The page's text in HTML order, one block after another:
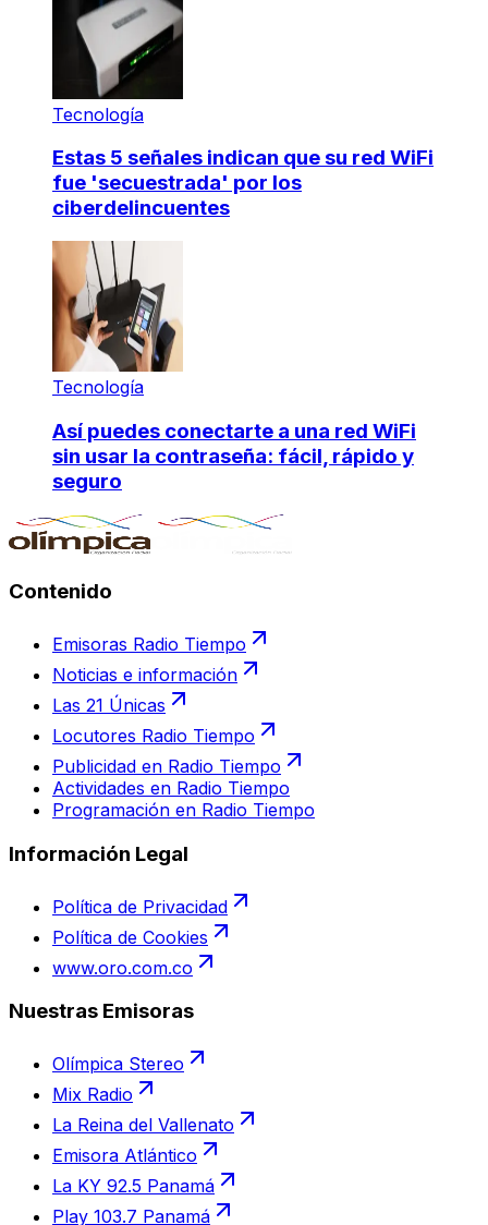
Tecnología
Estas 5 señales indican que su red WiFi
fue 'secuestrada' por los
ciberdelincuentes
Tecnología
Así puedes conectarte a una red WiFi
sin usar la contraseña: fácil, rápido y
seguro
Contenido
Emisoras Radio Tiempo
Noticias e información
Las 21 Únicas
Locutores Radio Tiempo
Publicidad en Radio Tiempo
Actividades en Radio Tiempo
Programación en Radio Tiempo
Información Legal
Política de Privacidad
Política de Cookies
www.oro.com.co
Nuestras Emisoras
Olímpica Stereo
Mix Radio
La Reina del Vallenato
Emisora Atlántico
La KY 92.5 Panamá
Play 103.7 Panamá